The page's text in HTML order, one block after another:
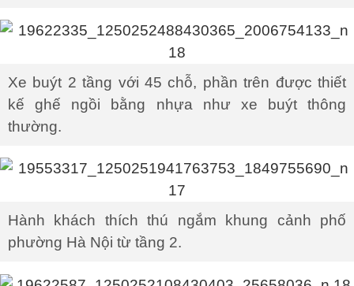
Xe buýt 2 tầng với 45 chỗ, phần trên được thiết
kế ghế ngồi bằng nhựa như xe buýt thông
thường.
Hành khách thích thú ngắm khung cảnh phố
phường Hà Nội từ tầng 2.